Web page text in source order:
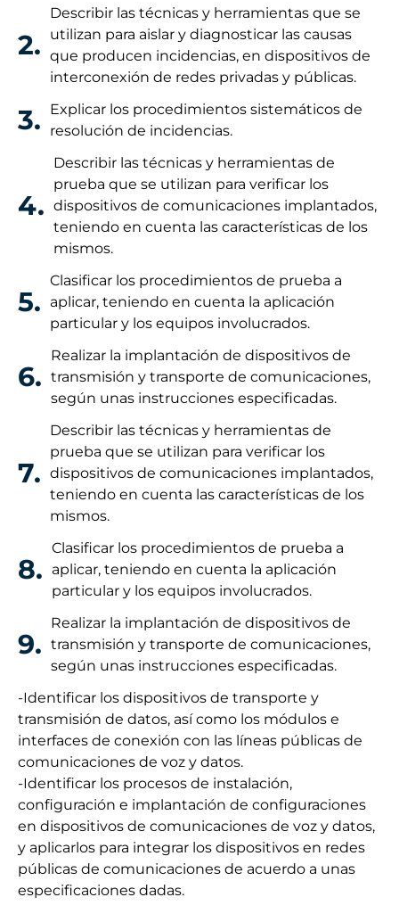
2.
Describir las técnicas y herramientas que se
utilizan para aislar y diagnosticar las causas
que producen incidencias, en dispositivos de
interconexión de redes privadas y públicas.
3.
Explicar los procedimientos sistemáticos de
resolución de incidencias.
4.
Describir las técnicas y herramientas de
prueba que se utilizan para verificar los
dispositivos de comunicaciones implantados,
teniendo en cuenta las características de los
mismos.
5.
Clasificar los procedimientos de prueba a
aplicar, teniendo en cuenta la aplicación
particular y los equipos involucrados.
6.
Realizar la implantación de dispositivos de
transmisión y transporte de comunicaciones,
según unas instrucciones especificadas.
7.
Describir las técnicas y herramientas de
prueba que se utilizan para verificar los
dispositivos de comunicaciones implantados,
teniendo en cuenta las características de los
mismos.
8.
Clasificar los procedimientos de prueba a
aplicar, teniendo en cuenta la aplicación
particular y los equipos involucrados.
9.
Realizar la implantación de dispositivos de
transmisión y transporte de comunicaciones,
según unas instrucciones especificadas.
-Identificar los dispositivos de transporte y
transmisión de datos, así como los módulos e
interfaces de conexión con las líneas públicas de
comunicaciones de voz y datos.
-Identificar los procesos de instalación,
configuración e implantación de configuraciones
en dispositivos de comunicaciones de voz y datos,
y aplicarlos para integrar los dispositivos en redes
públicas de comunicaciones de acuerdo a unas
especificaciones dadas.